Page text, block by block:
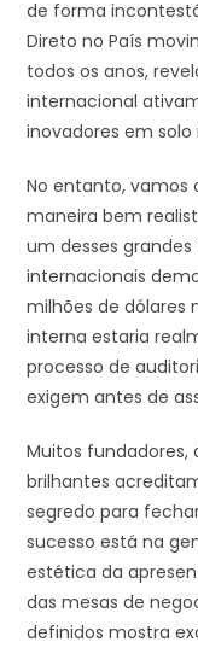
de forma
Direto no País
todos os anos,
internacional
inovadores em solo
No entanto, vamos
maneira bem
um desses
internacionais
milhões de dólares
interna estaria
processo de
exigem antes de
Muitos fundadores,
brilhantes
segredo para
sucesso está na
estética da
das mesas de
definidos mostra